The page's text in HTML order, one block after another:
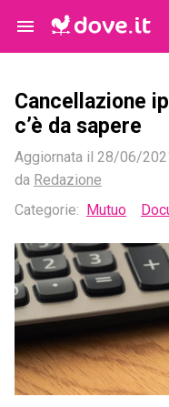
Cancellazione
c’è da sapere
Aggiornata il 28/06/
da Redazione
Categorie: Mutuo